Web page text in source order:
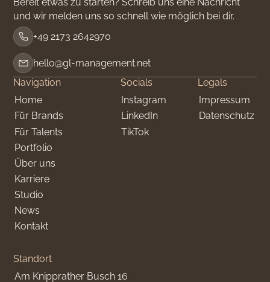
Bereit etwas zu starten? Schreib uns eine Nachricht
und wir melden uns so schnell wie möglich bei dir.
+49 2173 2642970
hello@gl-management.net
Navigation
Home
Für Brands
Für Talents
Portfolio
Über uns
Karriere
Studio
News
Kontakt
Socials
Instagram
LinkedIn
TikTok
Legals
Impressum
Datenschutz
Standort
Am Knipprather Busch 16